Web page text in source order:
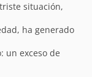
situación,
ha generado
un exceso de